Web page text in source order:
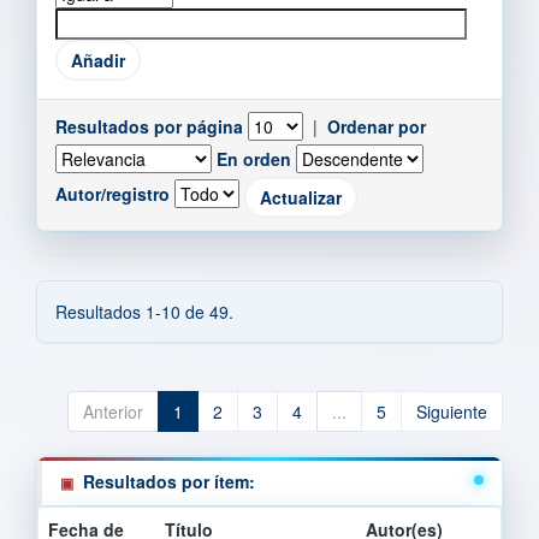
Resultados por página | Ordenar por
En orden
Autor/registro
Resultados 1-10 de 49.
Anterior 1 2 3 4 ... 5 Siguiente
Resultados por ítem:
Fecha de
Título Autor(es)